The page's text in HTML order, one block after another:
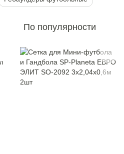
По популярности